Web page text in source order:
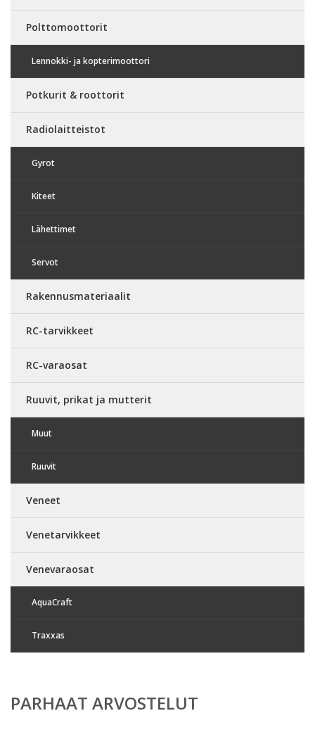
Polttomoottorit
Lennokki- ja kopterimoottori
Potkurit & roottorit
Radiolaitteistot
Gyrot
Kiteet
Lähettimet
Servot
Rakennusmateriaalit
RC-tarvikkeet
RC-varaosat
Ruuvit, prikat ja mutterit
Muut
Ruuvit
Veneet
Venetarvikkeet
Venevaraosat
AquaCraft
Traxxas
PARHAAT ARVOSTELUT